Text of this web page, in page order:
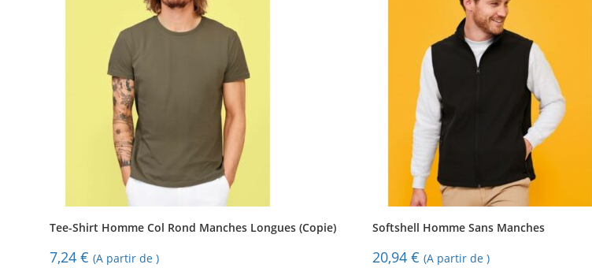
Tee-Shirt Homme Col Rond Manches Longues (Copie)
7,24€ (A partir de )
Softshell Homme Sans Manches
20,94€ (A partir de )